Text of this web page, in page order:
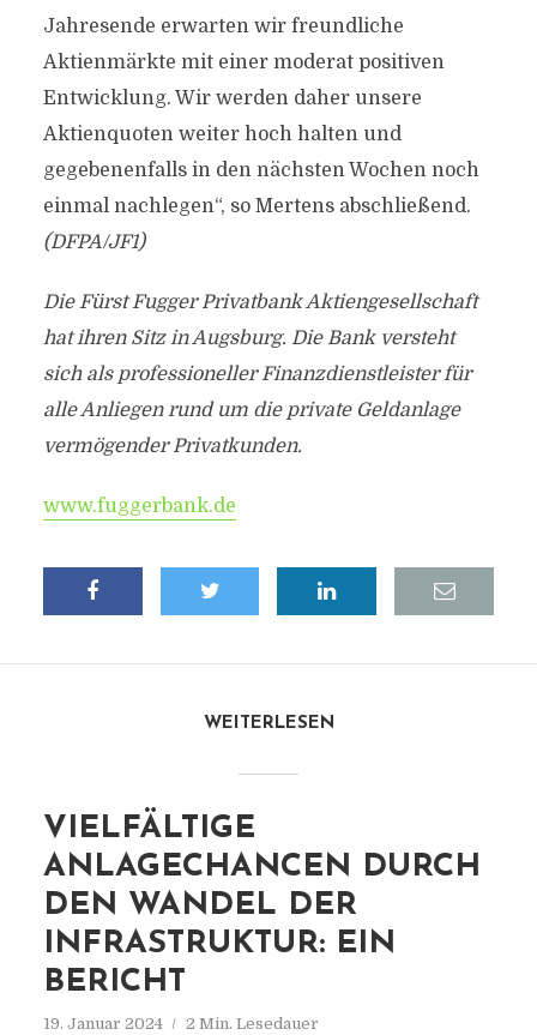
Jahresende erwarten wir freundliche
Aktienmärkte mit einer moderat positiven
Entwicklung. Wir werden daher unsere
Aktienquoten weiter hoch halten und
gegebenenfalls in den nächsten Wochen noch
einmal nachlegen“, so Mertens abschließend.
(DFPA/JF1)
Die Fürst Fugger Privatbank Aktiengesellschaft
hat ihren Sitz in Augsburg. Die Bank versteht
sich als professioneller Finanzdienstleister für
alle Anliegen rund um die private Geldanlage
vermögender Privatkunden.
www.fuggerbank.de
WEITERLESEN
VIELFÄLTIGE
ANLAGECHANCEN DURCH
DEN WANDEL DER
INFRASTRUKTUR: EIN
BERICHT
19. Januar 2024 2 Min. Lesedauer